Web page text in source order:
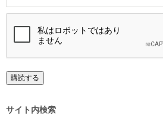
サイト内検索